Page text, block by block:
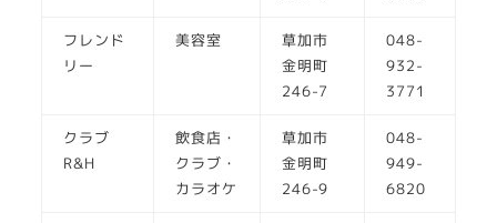
フレンド
リー
美容室
草加市
金明町
246-7
048-
932-
3771
クラブ
R&H
飲食店・
クラブ・
カラオケ
草加市
金明町
246-9
048-
949-
6820